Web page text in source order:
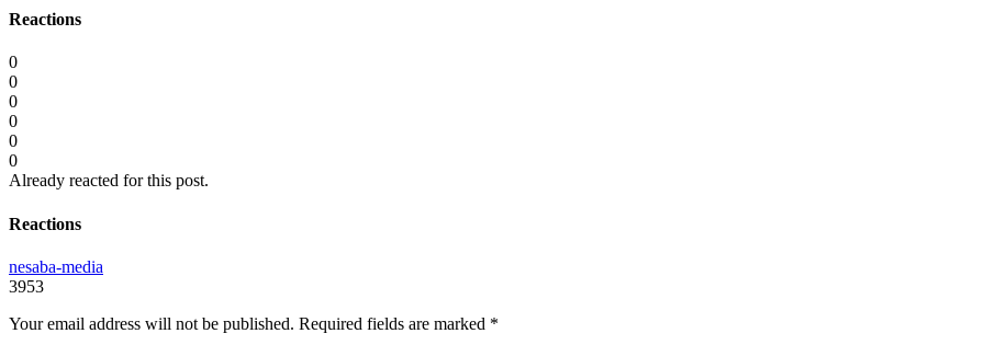
Reactions
0
0
0
0
0
0
Already reacted for this post.
Reactions
nesaba-media
3953
Your email address will not be published. Required fields are marked *